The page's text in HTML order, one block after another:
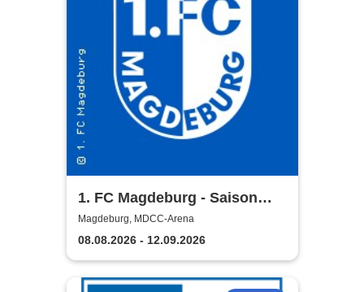
1. FC Magdeburg - Saison
2026/2027
Magdeburg, MDCC-Arena
08.08.2026 - 12.09.2026